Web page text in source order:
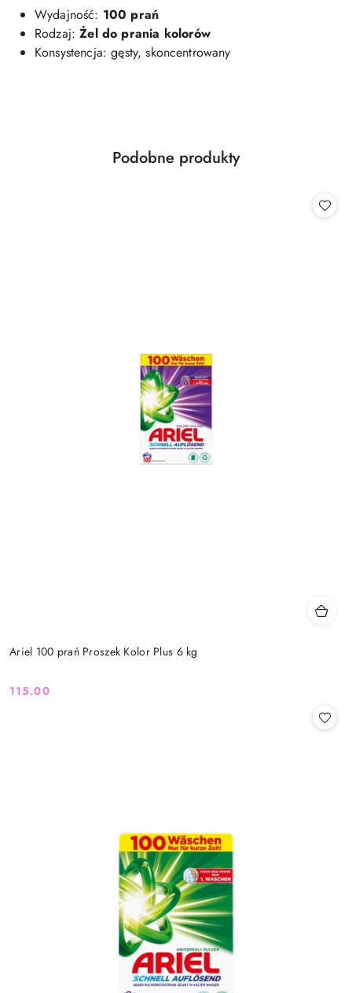
Wydajność: 100 prań
Rodzaj:Żel do prania kolorów
Konsystencja: gęsty, skoncentrowany
Pomiń karuzelę produktów
Produkty
Podobne produkty
Ariel 100 prań Proszek Kolor Plus 6 kg
Cena:
115.00